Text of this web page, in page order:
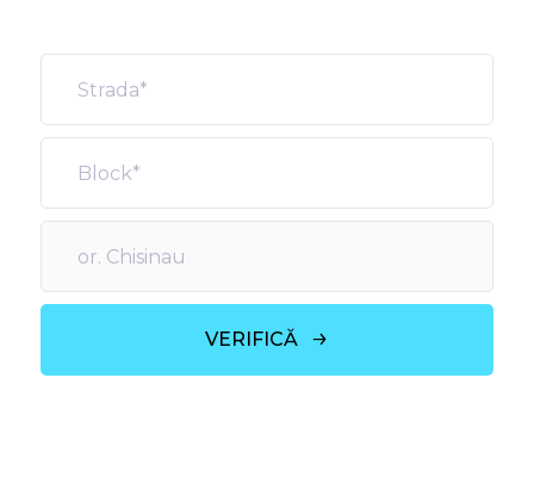
VERIFICĂ